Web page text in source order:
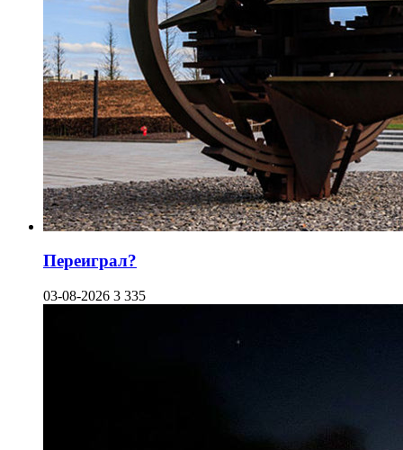
Переиграл?
03-08-2026 3 335